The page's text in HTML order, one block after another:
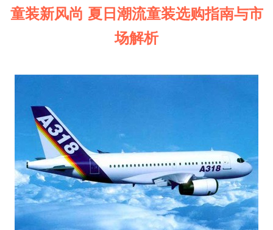
童装新风尚 夏日潮流童装选购指南与市
场解析